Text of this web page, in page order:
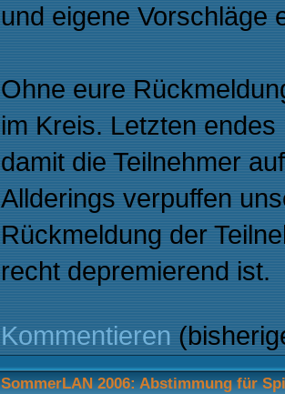
und eigene Vorschläge
Ohne eure
im Kreis. Letzten
damit die Teilnehmer
Allderings verpuffen
Rückmeldung der
recht depremierend ist.
Kommentieren
SommerLAN 2006: Abstimmung für